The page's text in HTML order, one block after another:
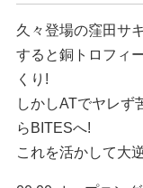
久々登場の窪田サ
すると銅トロフィ
くり!
しかしATでヤレず
らBITESへ!
これを活かして大